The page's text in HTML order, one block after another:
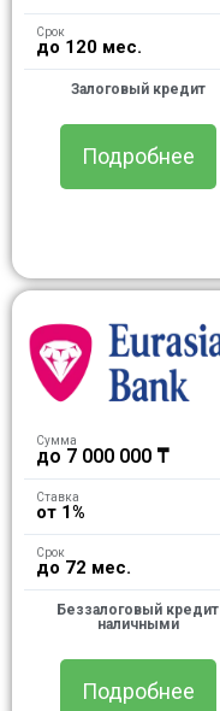
Срок
до 120 мес.
Залоговый кредит
Подробнее
Сумма
до 7 000 000 ₸
Ставка
от 1%
Срок
до 72 мес.
Беззалоговый кредит
наличными
Подробнее